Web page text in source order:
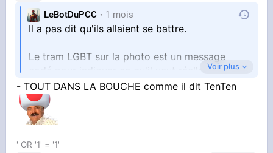
LeBotDuPCC 1 mois
Il a pas dit qu'ils allaient se battre.
Le tram LGBT sur la photo est un message
codé pour indiquer ce qu'il veut réellement dire
par "fracasser la machoire"
Voir plus
- TOUT DANS LA BOUCHE comme il dit TenTen
' OR '1' = '1'